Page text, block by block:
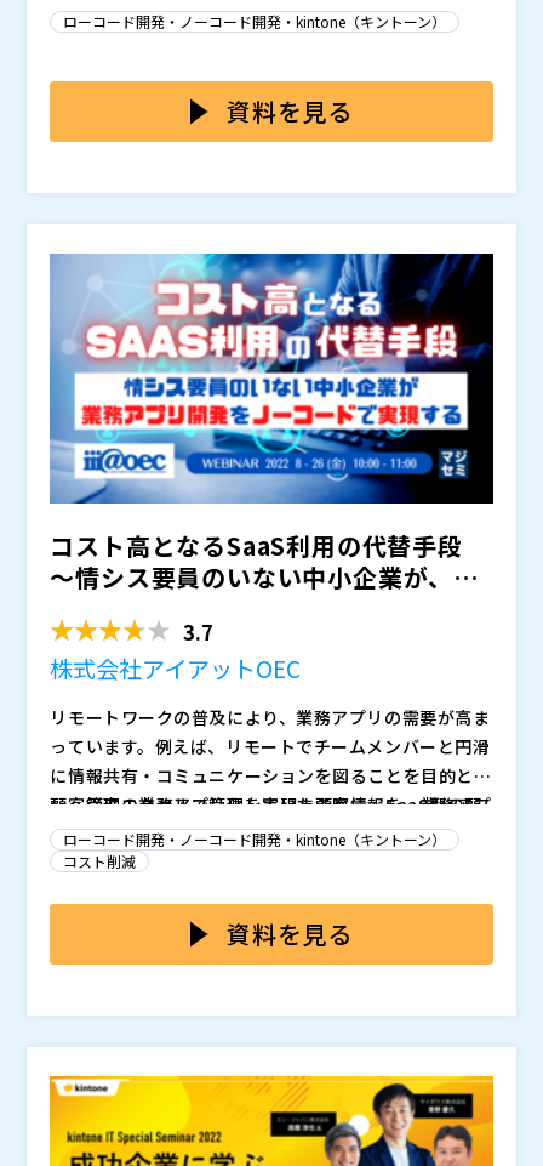
e）」は全くプログラムを書かなくてもシステム開発が
在していましたが、以下のような背景により近年注目さ
が、様々なツールが提供されています。 代表的なノー
ソフトやGoogleなども、ローコードツールを提供して
います。 一方、ノーコードツールは、Webサイトを構
ド、ノーコードは、どのように分類されるのでしょう
か。
していない）のでしょうか？
さらに、ローコード、ノーコードの問題点や阻害要因が
また、このような課題や阻害要因を超えて、最初の一歩
を踏み出し、内製化を推進するためにはどうすればよい
のでしょうか。
本セミナーでは、７月に実施したマジセミの対談セミナ
ーの内容も踏まえながら、ローコード、ノーコードツー
ルの課題や内製化の課題について解説します。
さらに、内製化を支援するサービスをご紹介します。
代表取締役社長 寺田 雄一
講演者：ソリューション戦略部 香川 大空
概要： ローコードツールを使ってデジタル化やデータ
活用を推進しませんか？ kintone、Domoといったロー
コードツールや、それらの社内活用を伴走型で支援する
当社のサービスをご紹介します。
講演者： 代表取締役 山田 晃平
概要： 「2025年の壁」も間近に控え、企業のDXが叫ば
れているなかで、重要視されているのが、開発体制の内
製化です。 では内製化とは、どのような人材を社内で
確保する必要があることを指すのでしょうか。 本ウェ
ビナーでは「DX、内製化のためにはどんな人材が必要
なのか」を解説しながら、「そのような人材をいかに育
成していくのか」という点について、具体的な育成プロ
グラムとあわせてお話します。
マジセミ株式会社（
NDIソリューションズ株式会社（
ト（） 株式会社オープンソース活用研究所（）
ローコード開発・ノーコード開発・kintone（キントーン）
資料を見る
コスト高となるSaaS利用の代替手段
～情シス要員のいない中小企業が、業
3.7
株式会社アイアットOEC
リモートワークの普及により、業務アプリの需要が高ま
っています。例えば、リモートでチームメンバーと円滑
に情報共有・コミュニケーションを図ることを目的と
し、従来エクセルで管理していた顧客情報を、業務アプ
リに移行するといったケースがあります。エクセルでは
できないユーザへの通知機能も実現することができ、営
顧客管理の業務アプリ化を実現する際に、SaaS型の顧
客管理システムを利用するのも1つの手段です。しか
し、アプリ化するにあたって要件を詳細に検討する情シ
ャーなサービスを利用すると、利用方法が難しい、コス
トが膨らんでしまい費用対効果が見合わないといった課
小企業等での業務アプリ化のファーストステップは、低
コストで手軽に導入できることがポイントとなってきま
で業務アプリを開発するにあたってのポイントを解説す
ると共に、その具体的な手段としてノーコードのサービ
スである ”＠pocket(アットポケット)”について紹介し
株式会社オープンソース活用研究所（
） マジセミ株式
ローコード開発・ノーコード開発・kintone（キントーン）
コスト削減
資料を見る